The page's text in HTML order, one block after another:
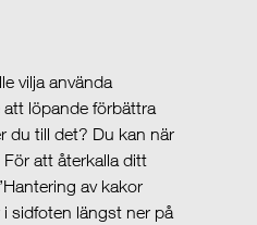
vilja använda
löpande förbättra
du till det? Du kan när
att återkalla ditt
av kakor
sidfoten längst ner på